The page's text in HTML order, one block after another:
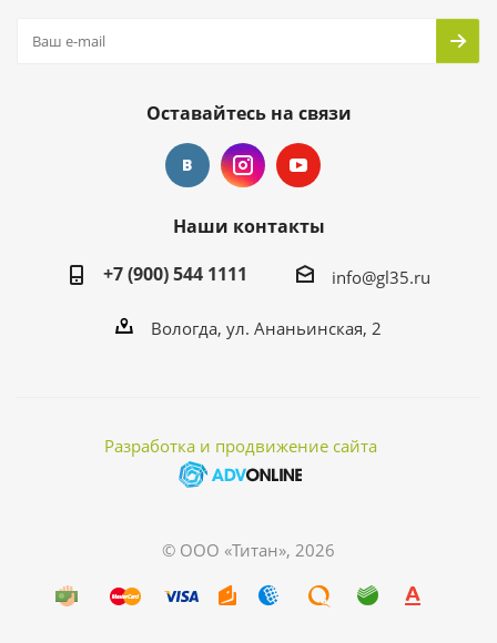
Оставайтесь на связи
Наши контакты
+7 (900) 544 1111
info@gl35.ru
Вологда, ул. Ананьинская, 2
Разработка и продвижение сайта
© ООО «Титан», 2026